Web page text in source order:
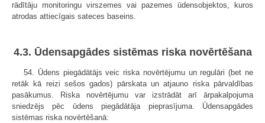
rādītāju monitoringu virszemes vai pazemes ūdensobjektos, kuros
atrodas attiecīgais sateces baseins.
4.3. Ūdensapgādes sistēmas riska novērtēšana
54. Ūdens piegādātājs veic riska novērtējumu un regulāri (bet ne
retāk kā reizi sešos gados) pārskata un atjauno riska pārvaldības
pasākumus. Riska novērtējumu var izstrādāt arī ārpakalpojuma
sniedzējs pēc ūdens piegādātāja pieprasījuma. Ūdensapgādes
sistēmas riska novērtēšanā: